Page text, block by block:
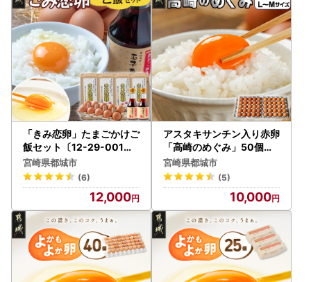
せていただきます。また、上記の手段としては、電子メール
の配信やパンフレット等の郵送をさせていただく場合がござ
います。
御不明な点や、配信・郵送の停止等のご希望がございました
ら、都城市ふるさと納税サポート室(0986-58-7727、sup
port3@furusato-miyakonojo.jp )までご連絡ください。
「きみ恋卵」たまごかけご
飯セット〔12-29-001〕_
(都城市) きみ恋卵 Ｍサイ
ズ 醤油 たまごかけご飯専
用醤油「玉子ちゃん」 甘
口 卵かけご飯 朝ごはん 朝
食
宮崎県都城市
(6)
12,000
アスタキサンチン入り赤卵
「高崎のめぐみ」50個〔
AA-68-001-50〕_(都城
市) 赤卵 50個 L～Mサイズ
採れたて 新鮮たまご 卵か
けご飯 お菓子作り 玉子料
理 美容 健康 アスタキサン
チン入り
宮崎県都城市
(5)
10,000